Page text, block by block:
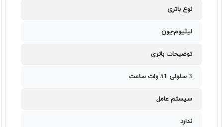
نوع باتری
لیتیوم-یون
توضیحات باتری
3 سلولی 51 وات ساعت
سیستم عامل
ندارد